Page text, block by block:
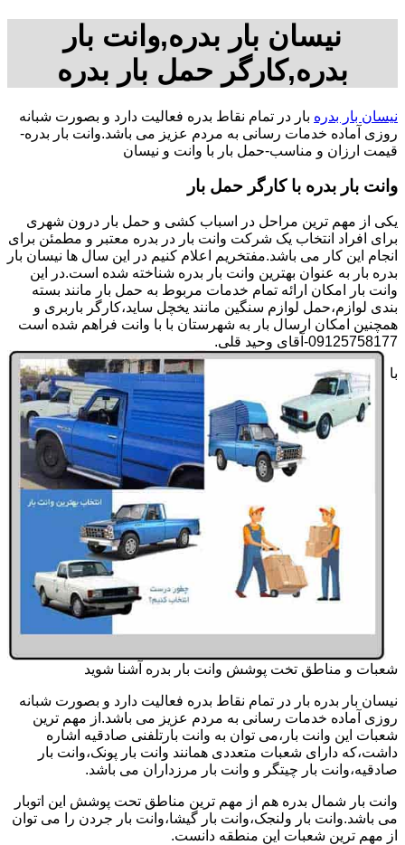
نیسان بار بدره,وانت بار
بدره,کارگر حمل بار بدره
نیسان بار بدره بار در تمام نقاط بدره فعالیت دارد و بصورت شبانه
روزی آماده خدمات رسانی به مردم عزیز می باشد.وانت بار بدره-
قیمت ارزان و مناسب-حمل بار با وانت و نیسان
وانت بار بدره با کارگر حمل بار
یکی از مهم ترین مراحل در اسباب کشی و حمل بار درون شهری
برای افراد انتخاب یک شرکت وانت بار در بدره معتبر و مطمئن برای
انجام این کار می باشد.مفتخریم اعلام کنیم در این سال ها نیسان بار
بدره بار به عنوان بهترین وانت بار بدره شناخته شده است.در این
وانت بار امکان ارائه تمام خدمات مربوط به حمل بار مانند بسته
بندی لوازم،حمل لوازم سنگین مانند یخچل ساید،کارگر باربری و
همچنین امکان ارسال بار به شهرستان با با وانت فراهم شده است
09125758177-آقای وحید قلی.
با
شعبات و مناطق تخت پوشش وانت بار بدره آشنا شوید
نیسان بار بدره بار در تمام نقاط بدره فعالیت دارد و بصورت شبانه
روزی آماده خدمات رسانی به مردم عزیز می باشد.از مهم ترین
شعبات این وانت بار،می توان به وانت بارتلفنی صادقیه اشاره
داشت،که دارای شعبات متعددی همانند وانت بار پونک،وانت بار
صادقیه،وانت بار چیتگر و وانت بار مرزداران می باشد.
وانت بار شمال بدره هم از مهم ترین مناطق تحت پوشش این اتوبار
می باشد.وانت بار ولنجک،وانت بار گیشا،وانت بار جردن را می توان
از مهم ترین شعبات این منطقه دانست.